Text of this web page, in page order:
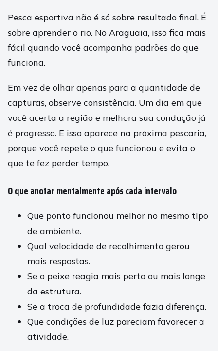
Pesca esportiva não é só sobre resultado final. É
sobre aprender o rio. No Araguaia, isso fica mais
fácil quando você acompanha padrões do que
funciona.
Em vez de olhar apenas para a quantidade de
capturas, observe consistência. Um dia em que
você acerta a região e melhora sua condução já
é progresso. E isso aparece na próxima pescaria,
porque você repete o que funcionou e evita o
que te fez perder tempo.
O que anotar mentalmente após cada intervalo
Que ponto funcionou melhor no mesmo tipo
de ambiente.
Qual velocidade de recolhimento gerou
mais respostas.
Se o peixe reagia mais perto ou mais longe
da estrutura.
Se a troca de profundidade fazia diferença.
Que condições de luz pareciam favorecer a
atividade.